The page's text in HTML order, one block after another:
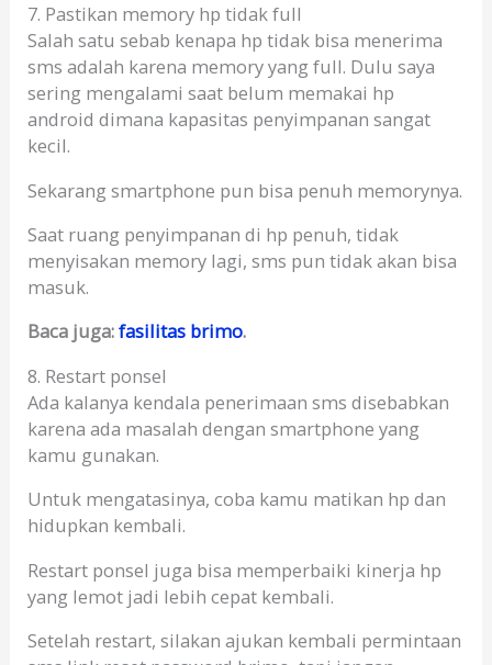
7. Pastikan memory hp tidak full
Salah satu sebab kenapa hp tidak bisa menerima
sms adalah karena memory yang full. Dulu saya
sering mengalami saat belum memakai hp
android dimana kapasitas penyimpanan sangat
kecil.
Sekarang smartphone pun bisa penuh memorynya.
Saat ruang penyimpanan di hp penuh, tidak
menyisakan memory lagi, sms pun tidak akan bisa
masuk.
Baca juga:fasilitas brimo.
8. Restart ponsel
Ada kalanya kendala penerimaan sms disebabkan
karena ada masalah dengan smartphone yang
kamu gunakan.
Untuk mengatasinya, coba kamu matikan hp dan
hidupkan kembali.
Restart ponsel juga bisa memperbaiki kinerja hp
yang lemot jadi lebih cepat kembali.
Setelah restart, silakan ajukan kembali permintaan